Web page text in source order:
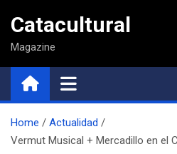
contenido
Catacultural
Magazine
Home
Actualidad
Vermut Musical + Mercadillo en el